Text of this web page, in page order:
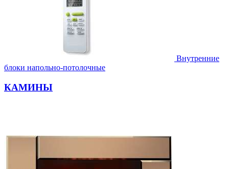
Внутренние
блоки напольно-потолочные
КАМИНЫ